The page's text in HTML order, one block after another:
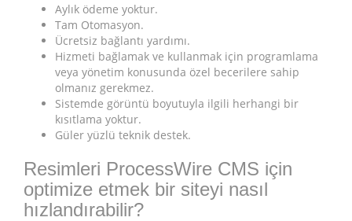
Aylık ödeme yoktur.
Tam Otomasyon.
Ücretsiz bağlantı yardımı.
Hizmeti bağlamak ve kullanmak için programlama
veya yönetim konusunda özel becerilere sahip
olmanız gerekmez.
Sistemde görüntü boyutuyla ilgili herhangi bir
kısıtlama yoktur.
Güler yüzlü teknik destek.
Resimleri ProcessWire CMS için
optimize etmek bir siteyi nasıl
hızlandırabilir?